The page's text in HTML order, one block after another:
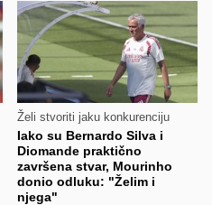
Želi stvoriti jaku konkurenciju
Iako su Bernardo Silva i
Diomande praktično
završena stvar, Mourinho
donio odluku: "Želim i
njega"